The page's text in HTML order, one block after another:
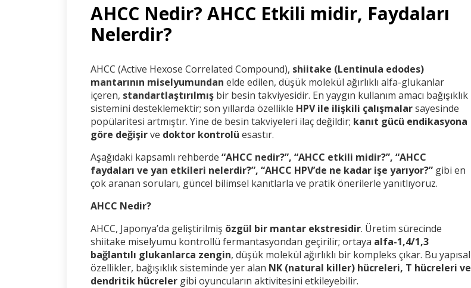
AHCC Nedir? AHCC Etkili midir, Faydaları
Nelerdir?
AHCC (Active Hexose Correlated Compound), shiitake (Lentinula edodes)
mantarının miselyumundan elde edilen, düşük molekül ağırlıklı alfa-glukanlar
içeren, standartlaştırılmış bir besin takviyesidir. En yaygın kullanım amacı bağışıklık
sistemini desteklemektir; son yıllarda özellikle HPV ile ilişkili çalışmalarsayesinde
popülaritesi artmıştır. Yine de besin takviyeleri ilaç değildir; kanıt gücü endikasyona
göre değişirve doktor kontrolü esastır.
Aşağıdaki kapsamlı rehberde “AHCC nedir?”, “AHCC etkili midir?”, “AHCC
faydaları ve yan etkileri nelerdir?”, “AHCC HPV’de ne kadar işe yarıyor?” gibi en
çok aranan soruları, güncel bilimsel kanıtlarla ve pratik önerilerle yanıtlıyoruz.
AHCC Nedir?
AHCC, Japonya’da geliştirilmiş özgül bir mantar ekstresidir. Üretim sürecinde
shiitake miselyumu kontrollü fermantasyondan geçirilir; ortaya alfa-1,4/1,3
bağlantılı glukanlarca zengin, düşük molekül ağırlıklı bir kompleks çıkar. Bu yapısal
özellikler, bağışıklık sisteminde yer alan NK (natural killer) hücreleri, T hücreleri ve
dendritik hücreler gibi oyuncuların aktivitesini etkileyebilir.